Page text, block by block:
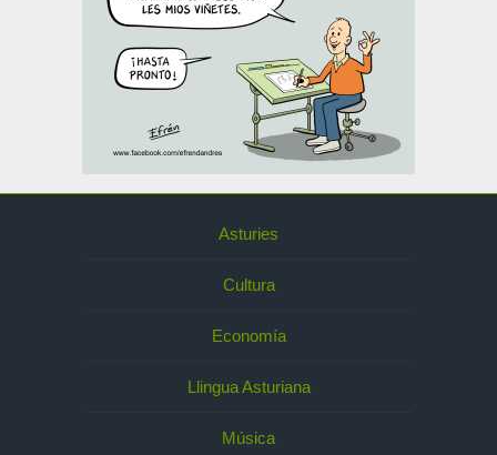
Asturies
Cultura
Economía
Llingua Asturiana
Música